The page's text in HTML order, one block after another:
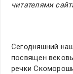
читателями
Сегодняшний
посвящен
речки